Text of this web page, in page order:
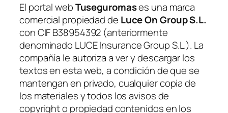
El portal webTuseguromases una marca
comercial propiedad de Luce On Group S.L.
con CIF B38954392 (anteriormente
denominado LUCE Insurance Group S.L.). La
compañía le autoriza a ver y descargar los
textos en esta web, a condición de que se
mantengan en privado, cualquier copia de
los materiales y todos los avisos de
copyright o propiedad contenidos en los